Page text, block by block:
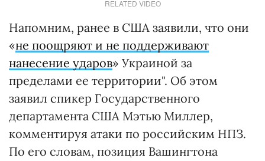
RELATED VIDEO
Напомним, ранее в США заявили, что они
«не поощряют и не поддерживают
нанесение ударов» Украиной за
пределами ее территории". Об этом
заявил спикер Государственного
департамента США Мэтью Миллер,
комментируя атаки по российским НПЗ.
По его словам, позиция Вашингтона